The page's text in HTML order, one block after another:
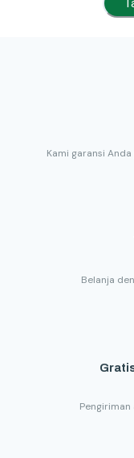
Kami garansi
Belanja